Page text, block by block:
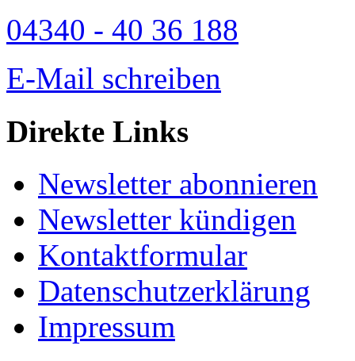
04340 - 40 36 188
E-Mail schreiben
Direkte Links
Newsletter abonnieren
Newsletter kündigen
Kontaktformular
Datenschutzerklärung
Impressum